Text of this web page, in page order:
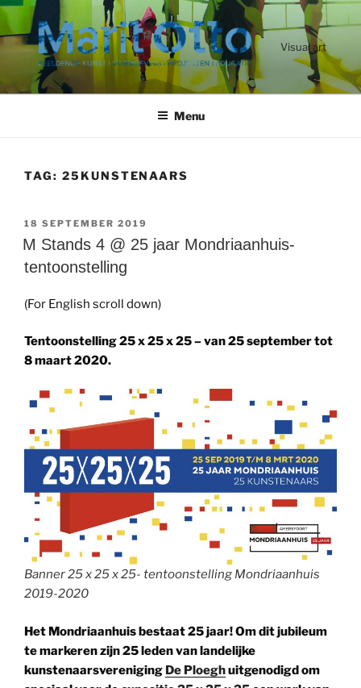
Ga
naar
de
Visual art
Menu
TAG: 25KUNSTENAARS
GEPLAATST
OP
18 SEPTEMBER 2019
M Stands 4 @ 25 jaar Mondriaanhuis-
tentoonstelling
(For English scroll down)
Tentoonstelling 25 x 25 x 25 – van 25 september tot
8 maart 2020.
Banner 25 x 25 x 25- tentoonstelling Mondriaanhuis
2019-2020
Het Mondriaanhuis bestaat 25 jaar! Om dit jubileum
te markeren zijn 25 leden van landelijke
kunstenaarsvereniging De Ploeghuitgenodigd om